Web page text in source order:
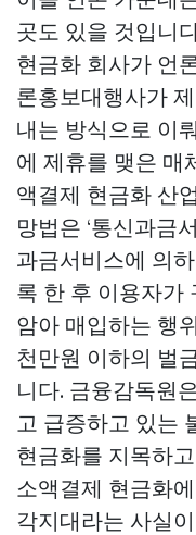
곳도 있을 것입니
현금화 회사가 언
론홍보대행사가
내는 방식으로 이
에 제휴를 맺은 매
액결제 현금화 산
망법은 ‘통신과금
과금서비스에 의
록 한 후 이용자가
암아 매입하는 행
천만원 이하의 벌
니다. 금융감독원
고 급증하고 있는
현금화를 지목하
소액결제 현금화
각지대라는 사실